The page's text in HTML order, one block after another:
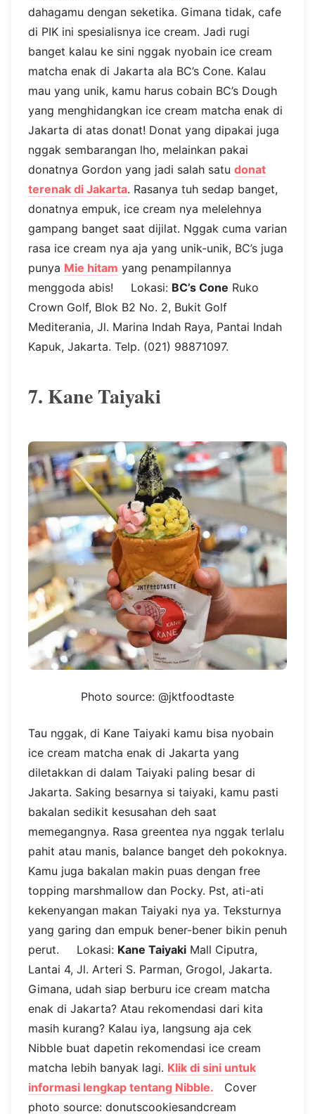
dahagamu dengan seketika. Gimana tidak, cafe
di PIK ini spesialisnya ice cream. Jadi rugi
banget kalau ke sini nggak nyobain ice cream
matcha enak di Jakarta ala BC’s Cone. Kalau
mau yang unik, kamu harus cobain BC’s Dough
yang menghidangkan ice cream matcha enak di
Jakarta di atas donat! Donat yang dipakai juga
nggak sembarangan lho, melainkan pakai
donatnya Gordon yang jadi salah satu donat
terenak di Jakarta. Rasanya tuh sedap banget,
donatnya empuk, ice cream nya melelehnya
gampang banget saat dijilat. Nggak cuma varian
rasa ice cream nya aja yang unik-unik, BC’s juga
punya Mie hitam yang penampilannya
menggoda abis! Lokasi: BC’s Cone Ruko
Crown Golf, Blok B2 No. 2, Bukit Golf
Mediterania, Jl. Marina Indah Raya, Pantai Indah
Kapuk, Jakarta. Telp. (021) 98871097.
7. Kane Taiyaki
Photo source: @jktfoodtaste
Tau nggak, di Kane Taiyaki kamu bisa nyobain
ice cream matcha enak di Jakarta yang
diletakkan di dalam Taiyaki paling besar di
Jakarta. Saking besarnya si taiyaki, kamu pasti
bakalan sedikit kesusahan deh saat
memegangnya. Rasa greentea nya nggak terlalu
pahit atau manis, balance banget deh pokoknya.
Kamu juga bakalan makin puas dengan free
topping marshmallow dan Pocky. Pst, ati-ati
kekenyangan makan Taiyaki nya ya. Teksturnya
yang garing dan empuk bener-bener bikin penuh
perut. Lokasi: Kane Taiyaki Mall Ciputra,
Lantai 4, Jl. Arteri S. Parman, Grogol, Jakarta.
Gimana, udah siap berburu ice cream matcha
enak di Jakarta? Atau rekomendasi dari kita
masih kurang? Kalau iya, langsung aja cek
Nibble buat dapetin rekomendasi ice cream
matcha lebih banyak lagi. Klik di sini untuk
informasi lengkap tentang Nibble. Cover
photo source: donutscookiesandcream